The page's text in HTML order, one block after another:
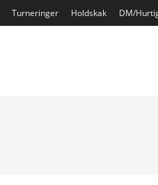
Turneringer Holdskak DM/